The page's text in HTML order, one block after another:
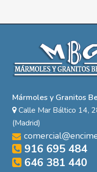
Mármoles y Granitos
Calle Mar Báltico 14,
(Madrid)
916 695 484
646 381 440